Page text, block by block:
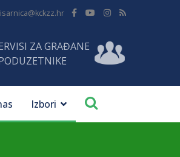
ZA GRAĐANE
Izbori